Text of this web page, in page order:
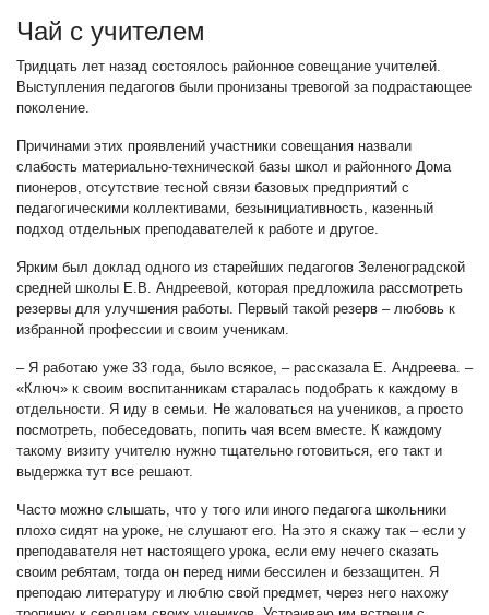
Чай с учителем
Тридцать лет назад состоялось районное совещание учителей.
Выступления педагогов были пронизаны тревогой за подрастающее
поколение.
Причинами этих проявлений участники совещания назвали
слабость материально-технической базы школ и районного Дома
пионеров, отсутствие тесной связи базовых предприятий с
педагогическими коллективами, безынициативность, казенный
подход отдельных преподавателей к работе и другое.
Ярким был доклад одного из старейших педагогов Зеленоградской
средней школы Е.В. Андреевой, которая предложила рассмотреть
резервы для улучшения работы. Первый такой резерв – любовь к
избранной профессии и своим ученикам.
– Я работаю уже 33 года, было всякое, – рассказала Е. Андреева. –
«Ключ» к своим воспитанникам старалась подобрать к каждому в
отдельности. Я иду в семьи. Не жаловаться на учеников, а просто
посмотреть, побеседовать, попить чая всем вместе. К каждому
такому визиту учителю нужно тщательно готовиться, его такт и
выдержка тут все решают.
Часто можно слышать, что у того или иного педагога школьники
плохо сидят на уроке, не слушают его. На это я скажу так – если у
преподавателя нет настоящего урока, если ему нечего сказать
своим ребятам, тогда он перед ними бессилен и беззащитен. Я
преподаю литературу и люблю свой предмет, через него нахожу